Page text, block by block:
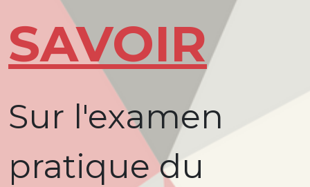
SAVOIR
Sur l'examen
pratique du